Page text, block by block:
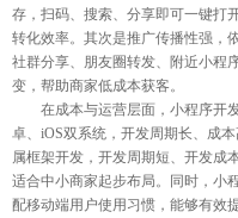
存，扫码、搜索、分享即可一键打
转化效率。其次是推广传播性强，
社群分享、朋友圈转发、附近小程
变，帮助商家低成本获客。
在成本与运营层面，小程序开发
卓、iOS双系统，开发周期长、成
属框架开发，开发周期短、开发成
适合中小商家起步布局。同时，小
配移动端用户使用习惯，能够有效